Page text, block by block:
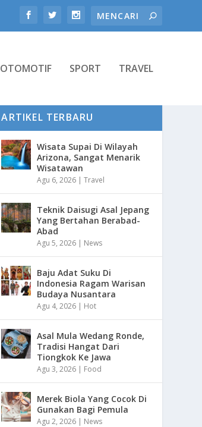
OTOMOTIF SPORT TRAVEL
ARTIKEL TERBARU
Wisata Supai Di Wilayah
Arizona, Sangat Menarik
Wisatawan
Agu 6, 2026 |Travel
Teknik Daisugi Asal Jepang
Yang Bertahan Berabad-
Abad
Agu 5, 2026 | News
Baju Adat Suku Di
Indonesia Ragam Warisan
Budaya Nusantara
Agu 4, 2026 | Hot
Asal Mula Wedang Ronde,
Tradisi Hangat Dari
Tiongkok Ke Jawa
Agu 3, 2026 | Food
Merek Biola Yang Cocok Di
Gunakan Bagi Pemula
Agu 2, 2026 | News